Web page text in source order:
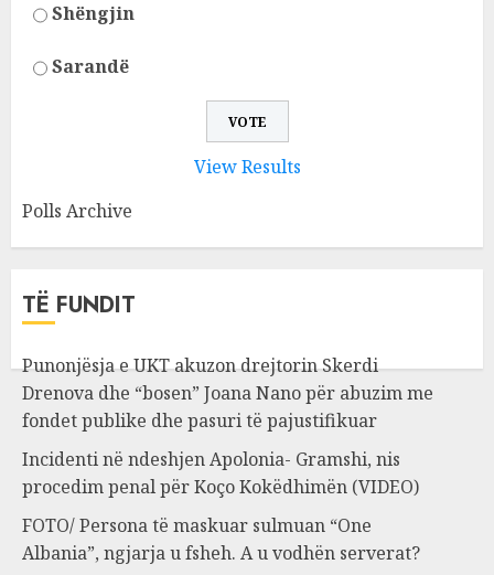
Shëngjin
Sarandë
View Results
Polls Archive
TË FUNDIT
Punonjësja e UKT akuzon drejtorin Skerdi
Drenova dhe “bosen” Joana Nano për abuzim me
fondet publike dhe pasuri të pajustifikuar
Incidenti në ndeshjen Apolonia- Gramshi, nis
procedim penal për Koço Kokëdhimën (VIDEO)
FOTO/ Persona të maskuar sulmuan “One
Albania”, ngjarja u fsheh. A u vodhën serverat?